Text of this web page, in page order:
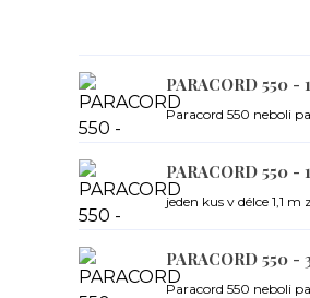
PARACORD 550 -
Paracord 550 neboli
PARACORD 550
jeden kus v délce 1,1
PARACORD 550 -
Paracord 550 neboli